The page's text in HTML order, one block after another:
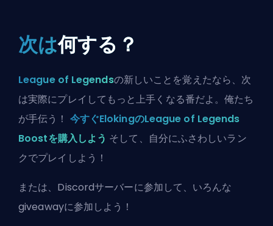
次は何する？
League of Legendsの新しいことを覚えたなら、次
は実際にプレイしてもっと上手くなる番だよ。俺たち
が手伝う！ 今すぐElokingのLeague of Legends
Boostを購入しよう そして、自分にふさわしいラン
クでプレイしよう！
または、 Discordサーバーに参加して、いろんな
giveawayに参加しよう！